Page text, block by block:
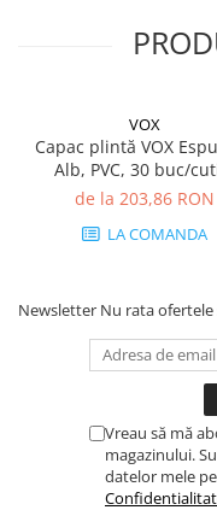
VOX
Capac plintă VOX
Alb, PVC, 30 buc/
compatibil plintă 65
de la 203,86 RON
LA COMANDA
Newsletter Nu rata
Vreau să mă
magazinului.
datelor mele